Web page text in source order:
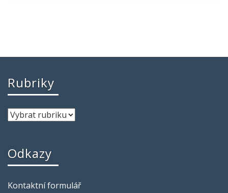
Rubriky
Odkazy
Kontaktní formulář